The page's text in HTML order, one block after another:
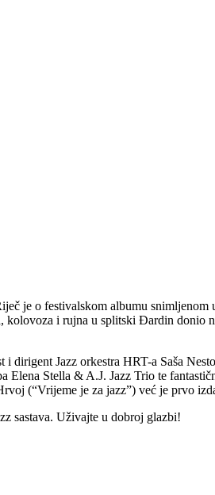
je o festivalskom albumu
i rujna u splitski Đardin donio
dirigent Jazz orkestra HRT-a Saša
Stella & A.J. Jazz Trio te
(“Vrijeme je za jazz”) već je prvo
sastava. Uživajte u dobroj glazbi!